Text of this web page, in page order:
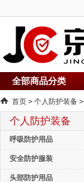
全部商品分类
首页 > 个人防护装备 >
个人防护装备
呼吸防护用品
安全防护服装
头部防护用品